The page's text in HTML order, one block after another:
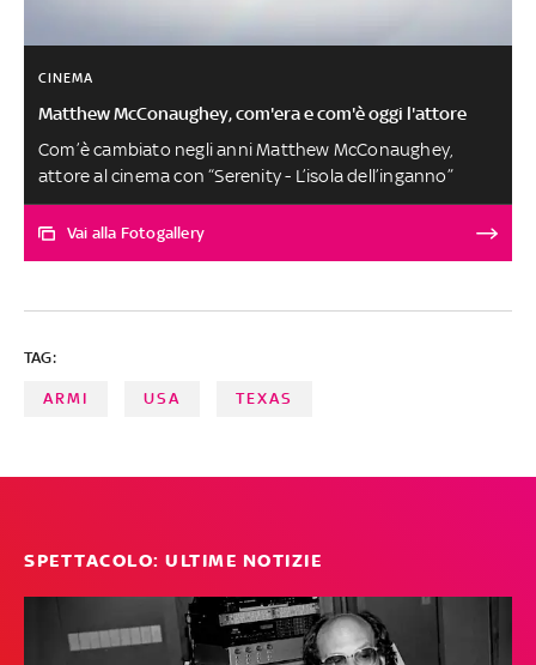
CINEMA
Matthew McConaughey, com'era e com'è oggi l'attore
Com’è cambiato negli anni Matthew McConaughey,
attore al cinema con “Serenity - L’isola dell’inganno”
Vai alla Fotogallery
TAG:
ARMI USA TEXAS
SPETTACOLO: ULTIME NOTIZIE